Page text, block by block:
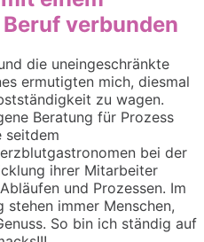
verbunden
die uneingeschränkte
ermutigten mich, diesmal
zu wagen.
Beratung für Prozess
seitdem
bei der
ihrer Mitarbeiter
und Prozessen. Im
immer Menschen,
So bin ich ständig auf